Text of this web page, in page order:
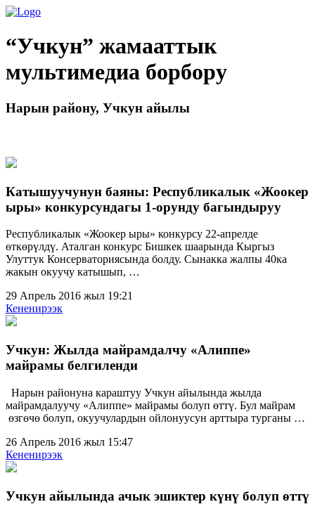
“Учкун” жамааттык
мультимедиа борбору
Нарын району, Учкун айылы
Катышуучунун баяны: Республикалык «Жоокер
ыры» конкурсундагы 1-орунду багындыруу
Республикалык «Жоокер ыры» конкурсу 22-апрелде
өткөрүлдү. Аталган конкурс Бишкек шаарында Кыргыз
Улуттук Консерваториясында болду. Сынакка жалпы 40ка
жакын окуучу катышып, …
29 Апрель 2016 жыл 19:21
Кененирээк
Учкун: Жылда майрамдалчу «Алиппе»
майрамы белгиленди
Нарын районуна караштуу Учкун айылында жылда
майрамдалуучу «Алиппе» майрамы болуп өттү. Бул майрам
өзгөчө болуп, окуучулардын ойлонуусун арттыра турганы …
26 Апрель 2016 жыл 15:47
Кененирээк
Учкун айылында ачык эшиктер күнү болуп өттү